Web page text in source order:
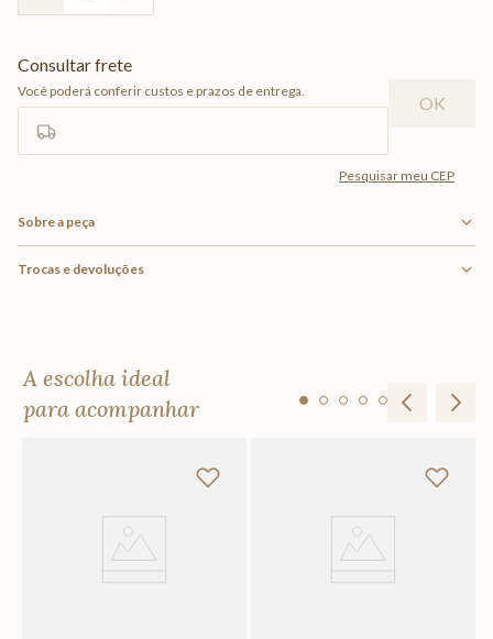
Sobre a peça
Trocas e devoluções
A escolha ideal
para acompanhar